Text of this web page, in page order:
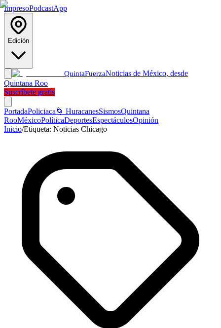
ImpresoPodcastApp
Edición
QuintaFuerzaNoticias de México, desde
Quintana Roo
Suscríbete gratis
PortadaPoliciaca 🌀 HuracanesSismosQuintana
RooMéxicoPolíticaDeportesEspectáculosOpinión
Inicio/Etiqueta: Noticias Chicago